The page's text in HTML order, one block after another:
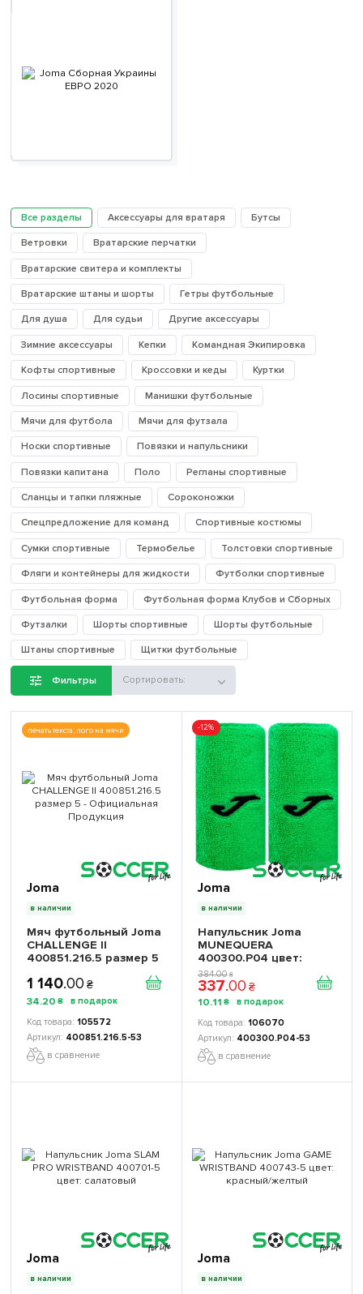
Все разделы Аксессуары для вратаря Бутсы
Ветровки Вратарские перчатки
Вратарские свитера и комплекты
Вратарские штаны и шорты Гетры футбольные
Для душа Для судьи Другие аксессуары
Зимние аксессуары Кепки Командная Экипировка
Кофты спортивные Кроссовки и кеды Куртки
Лосины спортивные Манишки футбольные
Мячи для футбола Мячи для футзала
Носки спортивные Повязки и напульсники
Повязки капитана Поло Регланы спортивные
Сланцы и тапки пляжные Сороконожки
Спецпредложение для команд Спортивные костюмы
Сумки спортивные Термобелье Толстовки спортивные
Фляги и контейнеры для жидкости Футболки спортивные
Футбольная форма Футбольная форма Клубов и Сборных
Футзалки Шорты спортивные Шорты футбольные
Штаны спортивные Щитки футбольные
Фильтры Сортировать:
печать текста, лого на мячи
Joma
в наличии
Мяч футбольный Joma
CHALLENGE II
400851.216.5 размер 5
Продукция
1 140.00 ₴
34.20 ₴
105572
400851.216.5-53
в сравнение
-12%
Joma
в наличии
Напульсник Joma
MUNEQUERA
400300.P04 цвет:
зеленый
384.00 ₴
337.00 ₴
10.11 ₴
106070
400300.P04-53
в сравнение
Joma
в наличии
Joma
в наличии